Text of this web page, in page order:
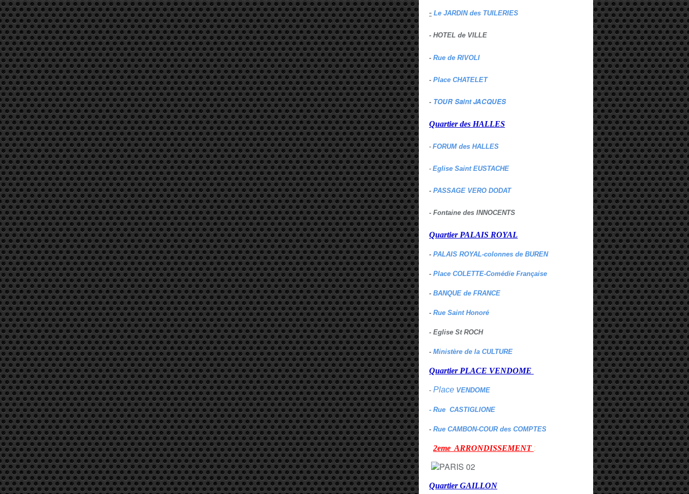
- Le JARDIN des TUILERIES
- HOTEL de VILLE
- Rue de RIVOLI
- Place CHATELET
- TOUR Saint JACQUES
Quartier des HALLES
- FORUM des HALLES
- Eglise Saint EUSTACHE
- PASSAGE VERO DODAT
- Fontaine des INNOCENTS
Quartier PALAIS ROYAL
- PALAIS ROYAL-colonnes de BUREN
- Place COLETTE-Comédie Française
- BANQUE de FRANCE
- Rue Saint Honoré
- Eglise St ROCH
- Ministère de la CULTURE
Quartier PLACE VENDOME
- Place VENDOME
- Rue CASTIGLIONE
- Rue CAMBON-COUR des COMPTES
2eme ARRONDISSEMENT :
Quartier GAILLON